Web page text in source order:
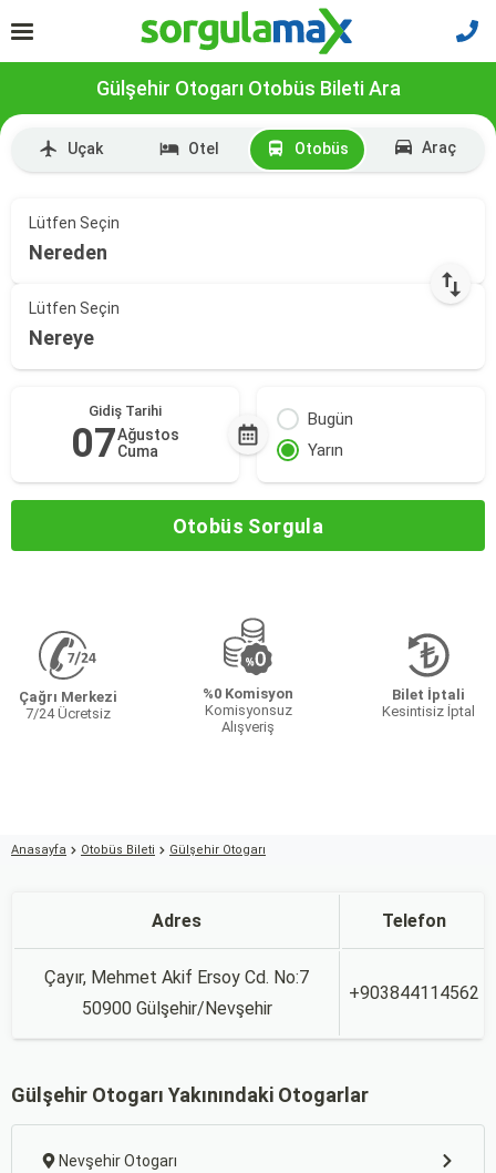
Gülşehir Otogarı Otobüs Bileti Ara
Uçak Otel Otobüs Araç
Lütfen Seçin
Nereden
Lütfen Seçin
Nereye
Gidiş Tarihi
07Ağustos
Cuma
Bugün
Yarın
Otobüs Sorgula
Çağrı Merkezi
7/24 Ücretsiz
%0 Komisyon
Komisyonsuz
Alışveriş
Bilet İptali
Kesintisiz İptal
Anasayfa Otobüs Bileti Gülşehir Otogarı
Adres Telefon
Çayır, Mehmet Akif Ersoy Cd. No:7
50900 Gülşehir/Nevşehir
+903844114562
Gülşehir Otogarı Yakınındaki Otogarlar
Nevşehir Otogarı